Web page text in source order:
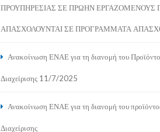
ΠΡΟΥΠΗΡΕΣΙΑΣ ΣΕ ΠΡΩΗΝ ΕΡΓΑΖΟΜΕΝΟΥΣ
ΑΠΑΣΧΟΛΟΥΝΤΑΙ ΣΕ ΠΡΟΓΡΑΜΜΑΤΑ
Ανακοίνωση ΕΝΑΕ για τη διανομή του
Διαχείρισης 11/7/2025
Ανακοίνωση ΕΝΑΕ για τη διανομή του
Διαχείρισης